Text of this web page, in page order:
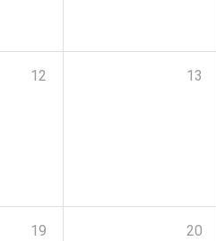
12 13
19 20